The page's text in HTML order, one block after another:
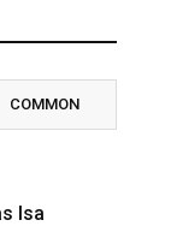
COMMON
Isa